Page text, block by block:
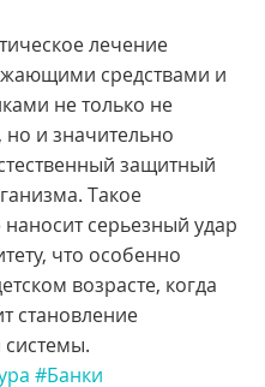
лечение
средствами и
не только не
и значительно
защитный
Такое
наносит серьезный удар
что особенно
возрасте, когда
становление
#Банки